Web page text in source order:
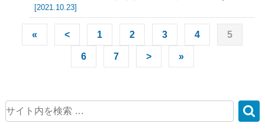
[2021.10.23]
« < 1 2 3 4 5
6 7 > »